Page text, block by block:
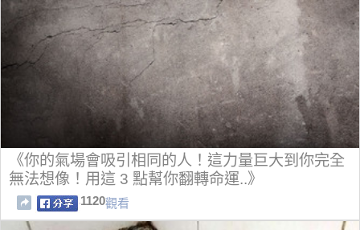
《你的氣場會吸引相同的人！這力量巨大到你完全
無法想像！用這 3 點幫你翻轉命運..》
1120觀看